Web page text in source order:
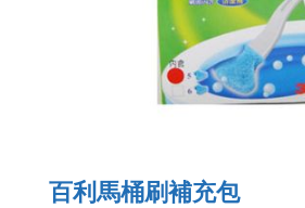
百利馬桶刷補充包